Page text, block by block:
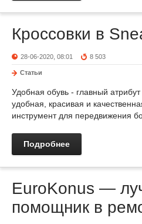
Кроссовки в
28-06-2020, 08:01 8 503
Статьи
Удобная обувь - главный
удобная, красивая и
инструмент для передвижения
Подробнее
EuroKonus —
помощник в